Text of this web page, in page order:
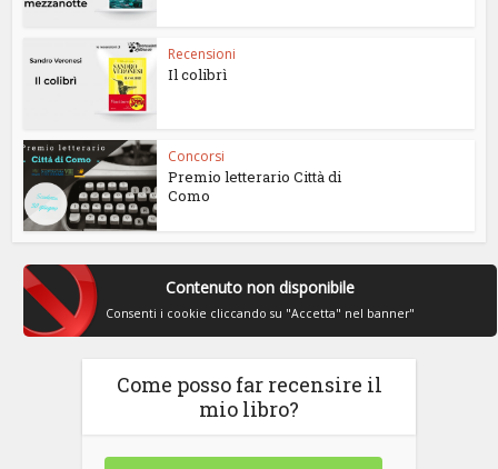
Recensioni
Il colibrì
Concorsi
Premio letterario Città di
Como
Contenuto non disponibile
Consenti i cookie cliccando su "Accetta" nel banner"
Come posso far recensire il
mio libro?